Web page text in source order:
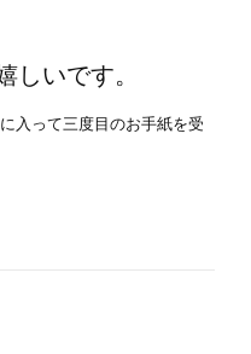
しいです。
入って三度目のお手紙を受